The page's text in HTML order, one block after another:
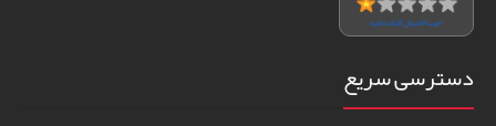
دسترسی سریع